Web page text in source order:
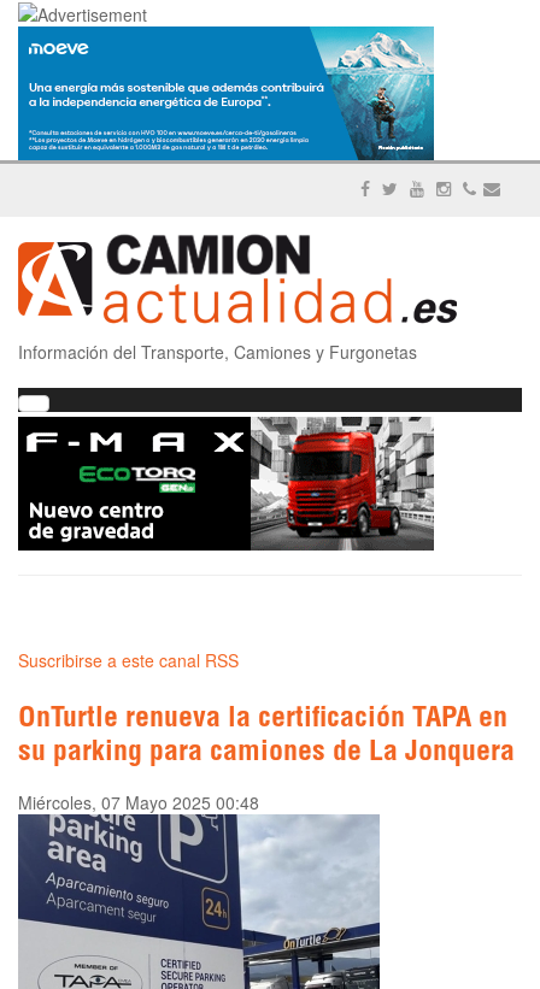
Información del Transporte, Camiones y Furgonetas
Suscribirse a este canal RSS
OnTurtle renueva la certificación TAPA en
su parking para camiones de La Jonquera
Miércoles, 07 Mayo 2025 00:48